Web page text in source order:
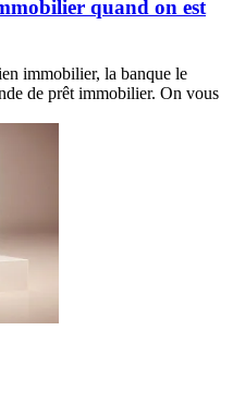
quand on est
immobilier, la banque le
de prêt immobilier. On vous